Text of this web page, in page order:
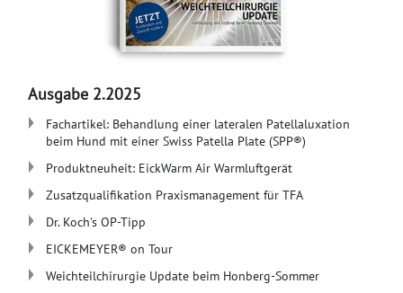
Ausgabe 2.2025
​Fachartikel: Behandlung einer lateralen Patellaluxation
beim Hund mit einer Swiss Patella Plate (SPP®)
Produktneuheit: EickWarm Air Warmluftgerät
Zusatzqualifikation Praxismanagement für TFA
Dr. Koch's OP-Tipp
​EICKEMEYER® on Tour
Weichteilchirurgie Update beim Honberg-Sommer